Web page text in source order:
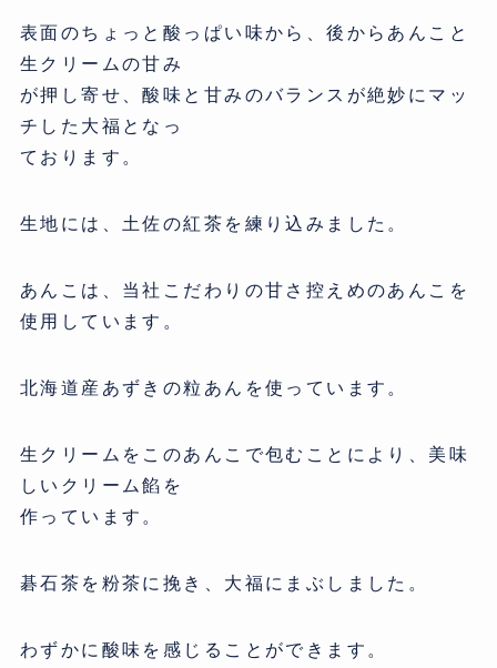
表面のちょっと酸っぱい味から、後からあんこと
生クリームの甘み
が押し寄せ、酸味と甘みのバランスが絶妙にマッ
チした大福となっ
ております。
生地には、土佐の紅茶を練り込みました。
あんこは、当社こだわりの甘さ控えめのあんこを
使用しています。
北海道産あずきの粒あんを使っています。
生クリームをこのあんこで包むことにより、美味
しいクリーム餡を
作っています。
碁石茶を粉茶に挽き、大福にまぶしました。
わずかに酸味を感じることができます。